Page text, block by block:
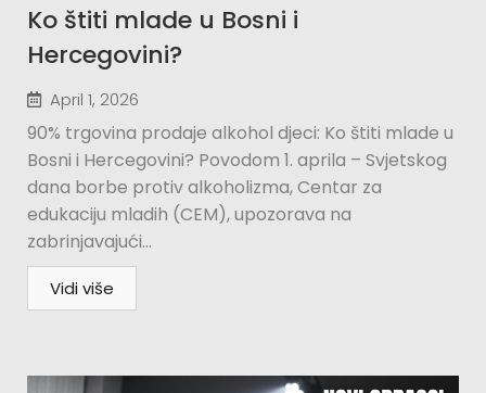
Ko štiti mlade u Bosni i
Hercegovini?​
April 1, 2026
90% trgovina prodaje alkohol djeci: Ko štiti mlade u
Bosni i Hercegovini? Povodom 1. aprila – Svjetskog
dana borbe protiv alkoholizma, Centar za
edukaciju mladih (CEM), upozorava na
zabrinjavajući...
Vidi više